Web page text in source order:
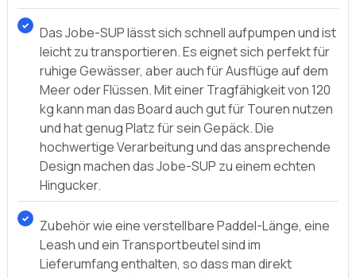
und hat genug Platz für sein Gepäck. Die
hochwertige Verarbeitung und das ansprechende
Design machen das Jobe-SUP zu einem echten
Hingucker.
Zubehör wie eine verstellbare Paddel-Länge, eine
Leash und ein Transportbeutel sind im
Lieferumfang enthalten, so dass man direkt
loslegen kann. Das Jobe-SUP ist eine tolle Wahl für
und vielseitigen Stand-up-Paddleboard sind.